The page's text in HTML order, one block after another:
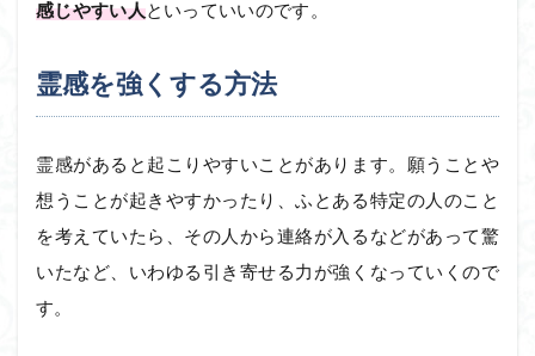
感じやすい人といっていいのです。
霊感を強くする方法
霊感があると起こりやすいことがあります。願うことや
想うことが起きやすかったり、ふとある特定の人のこと
を考えていたら、その人から連絡が入るなどがあって驚
いたなど、いわゆる引き寄せる力が強くなっていくので
す。